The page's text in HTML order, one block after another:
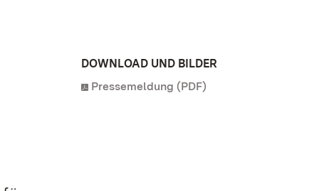
DOWNLOAD UND BILDER
Pressemeldung (PDF)